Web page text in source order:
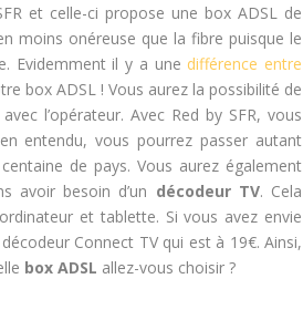
et celle-ci propose une box ADSL de
moins onéreuse que la fibre puisque le
Evidemment il y a une différence entre
box ADSL ! Vous aurez la possibilité de
l’opérateur. Avec Red by SFR, vous
entendu, vous pourrez passer autant
de pays. Vous aurez également
avoir besoin d’un décodeur TV. Cela
et tablette. Si vous avez envie
Connect TV qui est à 19€. Ainsi,
box ADSL allez-vous choisir ?